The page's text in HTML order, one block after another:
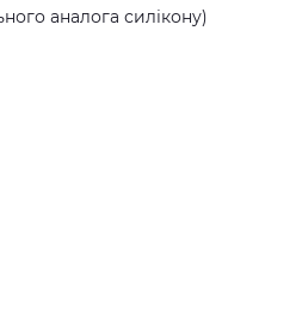
аналога силікону)